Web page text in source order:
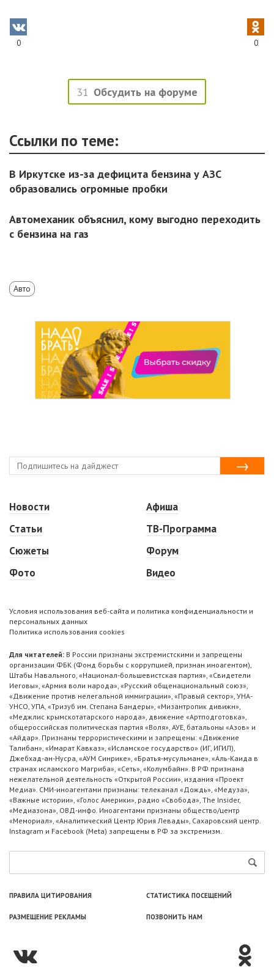
0 0
31 Обсудить на форуме
Ссылки по теме:
В Иркутске из-за дефицита бензина у АЗС
образовались огромные пробки
Автомеханик объяснил, кому выгодно переходить
с бензина на газ
Авто
Новости
Статьи
Сюжеты
Фото
Афиша
ТВ-Программа
Форум
Видео
Условия использования веб-сайта и политика конфиденциальности и
персональных данных
Политика использования cookies
Для читателей: В России признаны экстремистскими и запрещены
организации ФБК (Фонд борьбы с коррупцией, признан иноагентом),
Штабы Навального, «Национал-большевистская партия», «Свидетели
Иеговы», «Армия воли народа», «Русский общенациональный союз»,
«Движение против нелегальной иммиграции», «Правый сектор», УНА-
УНСО, УПА, «Тризуб им. Степана Бандеры», «Мизантропик дивижн»,
«Меджлис крымскотатарского народа», движение «Артподготовка»,
общероссийская политическая партия «Воля», АУЕ, батальоны «Азов» и
«Айдар». Признаны террористическими и запрещены: «Движение
Талибан», «Имарат Кавказ», «Исламское государство» (ИГ, ИГИЛ),
Джебхад-ан-Нусра, «АУМ Синрике», «Братья-мусульмане», «Аль-Каида в
странах исламского Магриба», «Сеть», «Колумбайн». В РФ признана
нежелательной деятельность «Открытой России», издания «Проект
Медиа». СМИ-иноагентами признаны: телеканал «Дождь», «Медуза»,
«Важные истории», «Голос Америки», радио «Свобода», The Insider,
«Медиазона», ОВД-инфо. Иноагентами признаны общество/центр
«Мемориал», «Аналитический Центр Юрия Левады», Сахаровский центр.
Instagram и Facebook (Metа) запрещены в РФ за экстремизм.
ПРАВИЛА ЦИТИРОВАНИЯ СТАТИСТИКА ПОСЕЩЕНИЙ
РАЗМЕЩЕНИЕ РЕКЛАМЫ ПОЗВОНИТЬ НАМ